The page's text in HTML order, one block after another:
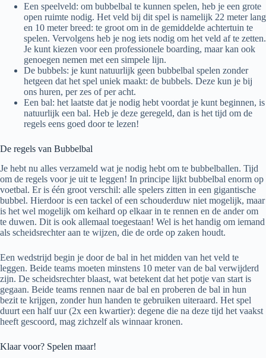
Een speelveld: om bubbelbal te kunnen spelen, heb je een grote
open ruimte nodig. Het veld bij dit spel is namelijk 22 meter lang
en 10 meter breed: te groot om in de gemiddelde achtertuin te
spelen. Vervolgens heb je nog iets nodig om het veld af te zetten.
Je kunt kiezen voor een professionele boarding, maar kan ook
genoegen nemen met een simpele lijn.
De bubbels: je kunt natuurlijk geen bubbelbal spelen zonder
hetgeen dat het spel uniek maakt: de bubbels. Deze kun je bij
ons huren, per zes of per acht.
Een bal: het laatste dat je nodig hebt voordat je kunt beginnen, is
natuurlijk een bal. Heb je deze geregeld, dan is het tijd om de
regels eens goed door te lezen!
De regels van Bubbelbal
Je hebt nu alles verzameld wat je nodig hebt om te bubbelballen. Tijd
om de regels voor je uit te leggen! In principe lijkt bubbelbal enorm op
voetbal. Er is één groot verschil: alle spelers zitten in een gigantische
bubbel. Hierdoor is een tackel of een schouderduw niet mogelijk, maar
is het wel mogelijk om keihard op elkaar in te rennen en de ander om
te duwen. Dit is ook allemaal toegestaan! Wel is het handig om iemand
als scheidsrechter aan te wijzen, die de orde op zaken houdt.
Een wedstrijd begin je door de bal in het midden van het veld te
leggen. Beide teams moeten minstens 10 meter van de bal verwijderd
zijn. De scheidsrechter blaast, wat betekent dat het potje van start is
gegaan. Beide teams rennen naar de bal en proberen de bal in hun
bezit te krijgen, zonder hun handen te gebruiken uiteraard. Het spel
duurt een half uur (2x een kwartier): degene die na deze tijd het vaakst
heeft gescoord, mag zichzelf als winnaar kronen.
Klaar voor? Spelen maar!